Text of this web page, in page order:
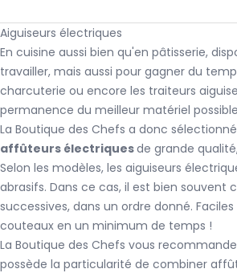
Aiguiseurs électriques
En cuisine aussi bien qu'en pâtisserie,
travailler, mais aussi pour gagner du
charcuterie ou encore les traiteurs
permanence du meilleur matériel
La Boutique des Chefs a donc
affûteurs électriquesde grande
Selon les modèles, les aiguiseurs
abrasifs. Dans ce cas, il est bien
successives, dans un ordre donné.
couteaux en un minimum de temps !
La Boutique des Chefs vous
possède la particularité de combiner